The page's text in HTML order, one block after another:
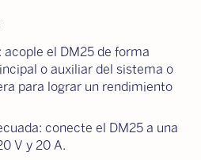
acople el DM25 de forma
o auxiliar del sistema o
para lograr un rendimiento
conecte el DM25 a una
V y 20 A.